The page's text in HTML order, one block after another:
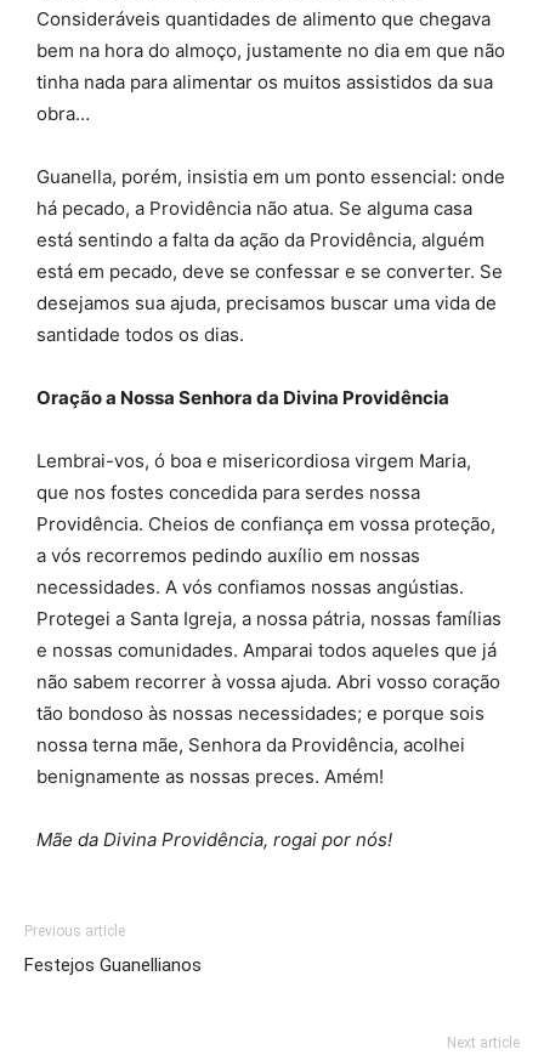
Consideráveis quantidades de alimento que chegava
bem na hora do almoço, justamente no dia em que não
tinha nada para alimentar os muitos assistidos da sua
obra…
Guanella, porém, insistia em um ponto essencial: onde
há pecado, a Providência não atua. Se alguma casa
está sentindo a falta da ação da Providência, alguém
está em pecado, deve se confessar e se converter. Se
desejamos sua ajuda, precisamos buscar uma vida de
santidade todos os dias.
Oração a Nossa Senhora da Divina Providência
Lembrai-vos, ó boa e misericordiosa virgem Maria,
que nos fostes concedida para serdes nossa
Providência. Cheios de confiança em vossa proteção,
a vós recorremos pedindo auxílio em nossas
necessidades. A vós confiamos nossas angústias.
Protegei a Santa Igreja, a nossa pátria, nossas famílias
e nossas comunidades. Amparai todos aqueles que já
não sabem recorrer à vossa ajuda. Abri vosso coração
tão bondoso às nossas necessidades; e porque sois
nossa terna mãe, Senhora da Providência, acolhei
benignamente as nossas preces. Amém!
Mãe da Divina Providência, rogai por nós!
Previous article
Festejos Guanellianos
Next article